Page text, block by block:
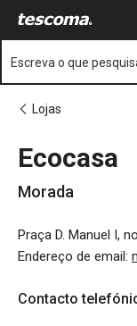
Escreva o que
Lojas
Ecocasa
Morada
Praça D. Manuel I,
Endereço de email:
Contacto